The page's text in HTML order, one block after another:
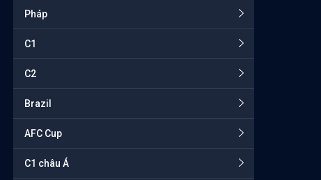
Pháp
C1
C2
Brazil
AFC Cup
C1 châu Á